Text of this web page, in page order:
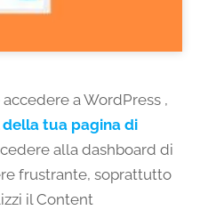
a WordPress ,
della tua pagina di
alla dashboard di
frustrante, soprattutto
il Content